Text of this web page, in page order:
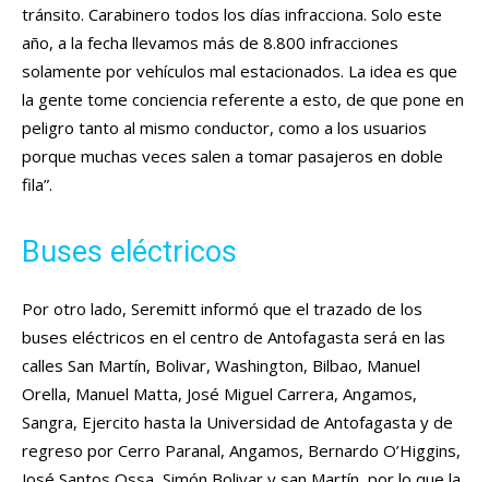
tránsito. Carabinero todos los días infracciona. Solo este
año, a la fecha llevamos más de 8.800 infracciones
solamente por vehículos mal estacionados. La idea es que
la gente tome conciencia referente a esto, de que pone en
peligro tanto al mismo conductor, como a los usuarios
porque muchas veces salen a tomar pasajeros en doble
fila”.
Buses eléctricos
Por otro lado, Seremitt informó que el trazado de los
buses eléctricos en el centro de Antofagasta será en las
calles San Martín, Bolivar, Washington, Bilbao, Manuel
Orella, Manuel Matta, José Miguel Carrera, Angamos,
Sangra, Ejercito hasta la Universidad de Antofagasta y de
regreso por Cerro Paranal, Angamos, Bernardo O’Higgins,